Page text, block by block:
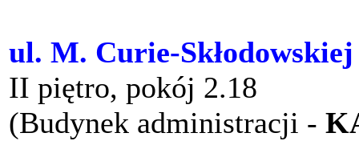
ul. M. Curie-Skłodowskiej
II piętro, pokój 2.18
(Budynek administracji -